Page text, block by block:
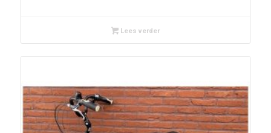
Lees verder